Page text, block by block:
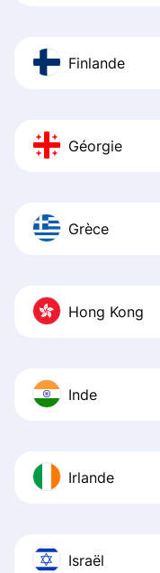
Finlande
Géorgie
Grèce
Hong Kong
Inde
Irlande
Israël